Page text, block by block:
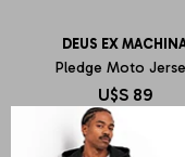
DEUS EX
Pledge Moto
U$S 89